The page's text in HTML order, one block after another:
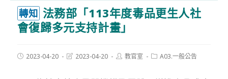
轉知 法務部「113年度毒品更生人社
會復歸多元支持計畫」
Post2023-04-20
Post2023-04-20
Post教官室
PostA03.一般公告